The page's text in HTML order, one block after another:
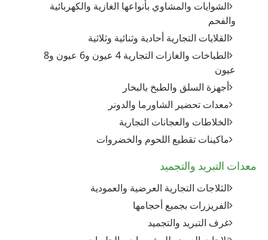
الشوايات والمشاوي بأنواعها الغازية والكهربائية
والفحم
القلايات التجارية أحادية وثنائية وثلاثية
الطباخات والغازات التجارية 4 عيون و6 عيون و8
عيون
أجهزة السلق والطبخ بالبخار
معدات تحضير الشاورما والدونر
الخلاطات والعجانات التجارية
ماكينات تقطيع اللحوم والخضروات
معدات التبريد والتجميد
الثلاجات التجارية العرضية والعمودية
الفريزرات بجميع أحجامها
غرف التبريد والتجميد